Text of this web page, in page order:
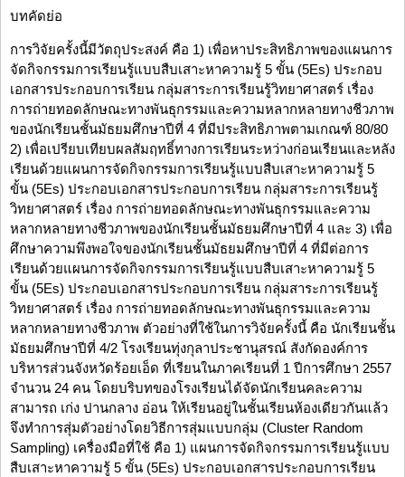
บทคัดย่อ
การวิจัยครั้งนี้มีวัตถุประสงค์ คือ 1) เพื่อหาประสิทธิภาพของแผนการ
จัดกิจกรรมการเรียนรู้แบบสืบเสาะหาความรู้ 5 ขั้น (5Es) ประกอบ
เอกสารประกอบการเรียน กลุ่มสาระการเรียนรู้วิทยาศาสตร์ เรื่อง
การถ่ายทอดลักษณะทางพันธุกรรมและความหลากหลายทางชีวภาพ
ของนักเรียนชั้นมัธยมศึกษาปีที่ 4 ที่มีประสิทธิภาพตามเกณฑ์ 80/80
2) เพื่อเปรียบเทียบผลสัมฤทธิ์ทางการเรียนระหว่างก่อนเรียนและหลัง
เรียนด้วยแผนการจัดกิจกรรมการเรียนรู้แบบสืบเสาะหาความรู้ 5
ขั้น (5Es) ประกอบเอกสารประกอบการเรียน กลุ่มสาระการเรียนรู้
วิทยาศาสตร์ เรื่อง การถ่ายทอดลักษณะทางพันธุกรรมและความ
หลากหลายทางชีวภาพของนักเรียนชั้นมัธยมศึกษาปีที่ 4 และ 3) เพื่อ
ศึกษาความพึงพอใจของนักเรียนชั้นมัธยมศึกษาปีที่ 4 ที่มีต่อการ
เรียนด้วยแผนการจัดกิจกรรมการเรียนรู้แบบสืบเสาะหาความรู้ 5
ขั้น (5Es) ประกอบเอกสารประกอบการเรียน กลุ่มสาระการเรียนรู้
วิทยาศาสตร์ เรื่อง การถ่ายทอดลักษณะทางพันธุกรรมและความ
หลากหลายทางชีวภาพ ตัวอย่างที่ใช้ในการวิจัยครั้งนี้ คือ นักเรียนชั้น
มัธยมศึกษาปีที่ 4/2 โรงเรียนทุ่งกุลาประชานุสรณ์ สังกัดองค์การ
บริหารส่วนจังหวัดร้อยเอ็ด ที่เรียนในภาคเรียนที่ 1 ปีการศึกษา 2557
จำนวน 24 คน โดยบริบทของโรงเรียนได้จัดนักเรียนคละความ
สามารถ เก่ง ปานกลาง อ่อน ให้เรียนอยู่ในชั้นเรียนห้องเดียวกันแล้ว
จึงทำการสุ่มตัวอย่างโดยวิธีการสุ่มแบบกลุ่ม (Cluster Random
Sampling) เครื่องมือที่ใช้ คือ 1) แผนการจัดกิจกรรมการเรียนรู้แบบ
สืบเสาะหาความรู้ 5 ขั้น (5Es) ประกอบเอกสารประกอบการเรียน